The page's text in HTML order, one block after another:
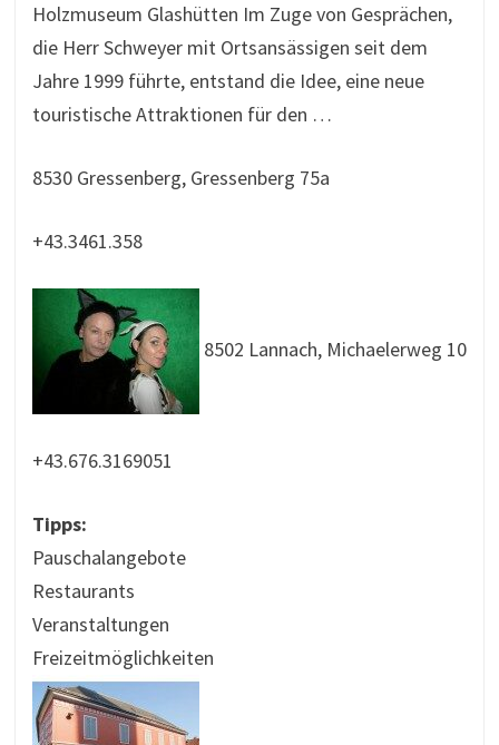
Holzmuseum Glashütten Im Zuge von Gesprächen,
die Herr Schweyer mit Ortsansässigen seit dem
Jahre 1999 führte, entstand die Idee, eine neue
touristische Attraktionen für den …
8530 Gressenberg, Gressenberg 75a
+43.3461.358
8502 Lannach, Michaelerweg 10
+43.676.3169051
Tipps:
Pauschalangebote
Restaurants
Veranstaltungen
Freizeitmöglichkeiten